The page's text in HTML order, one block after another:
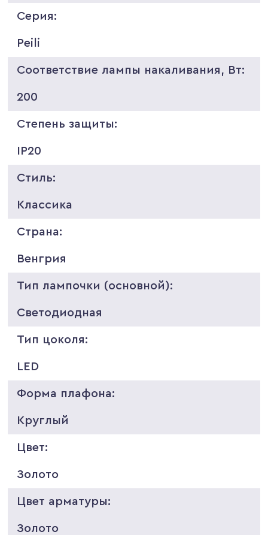
Серия:
Peili
Соответствие лампы накаливания, Вт:
200
Степень защиты:
IP20
Стиль:
Классика
Страна:
Венгрия
Тип лампочки (основной):
Светодиодная
Тип цоколя:
LED
Форма плафона:
Круглый
Цвет:
Золото
Цвет арматуры:
Золото